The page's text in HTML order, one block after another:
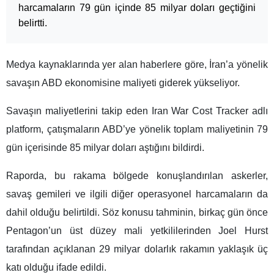
harcamaların 79 gün içinde 85 milyar doları geçtiğini
belirtti.
Medya kaynaklarında yer alan haberlere göre, İran’a yönelik
savaşın ABD ekonomisine maliyeti giderek yükseliyor.
Savaşın maliyetlerini takip eden Iran War Cost Tracker adlı
platform, çatışmaların ABD’ye yönelik toplam maliyetinin 79
gün içerisinde 85 milyar doları aştığını bildirdi.
Raporda, bu rakama bölgede konuşlandırılan askerler,
savaş gemileri ve ilgili diğer operasyonel harcamaların da
dahil olduğu belirtildi. Söz konusu tahminin, birkaç gün önce
Pentagon’un üst düzey mali yetkililerinden Joel Hurst
tarafından açıklanan 29 milyar dolarlık rakamın yaklaşık üç
katı olduğu ifade edildi.